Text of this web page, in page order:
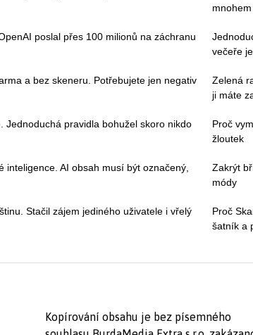
poslal přes 100 milionů na záchranu
a bez skeneru. Potřebujete jen negativ
pravidla bohužel skoro nikdo
AI obsah musí být označený,
Stačil zájem jediného uživatele i vřelý
večeře
Zelená
ji máte
Proč
žloutek
Zakrýt
módy
Proč
šatník a
Kopírování obsahu je bez písemného